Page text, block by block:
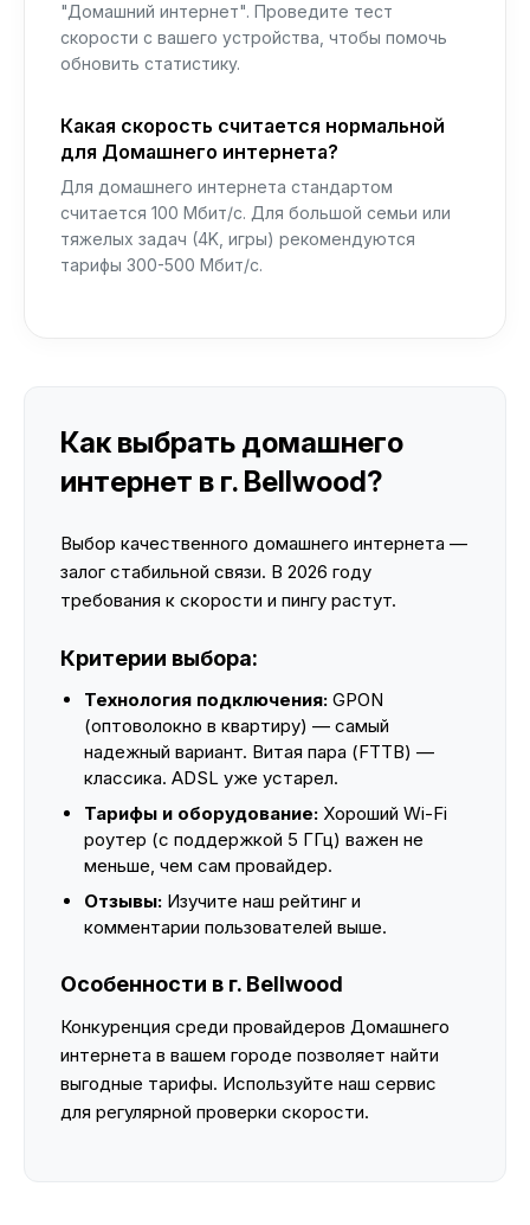
"Домашний интернет". Проведите тест
скорости с вашего устройства, чтобы помочь
обновить статистику.
Какая скорость считается нормальной
для Домашнего интернета?
Для домашнего интернета стандартом
считается 100 Мбит/с. Для большой семьи или
тяжелых задач (4K, игры) рекомендуются
тарифы 300-500 Мбит/с.
Как выбрать домашнего
интернет в г. Bellwood?
Выбор качественного домашнего интернета —
залог стабильной связи. В 2026 году
требования к скорости и пингу растут.
Критерии выбора:
Технология подключения: GPON
(оптоволокно в квартиру) — самый
надежный вариант. Витая пара (FTTB) —
классика. ADSL уже устарел.
Тарифы и оборудование: Хороший Wi-Fi
роутер (с поддержкой 5 ГГц) важен не
меньше, чем сам провайдер.
Отзывы: Изучите наш рейтинг и
комментарии пользователей выше.
Особенности в г. Bellwood
Конкуренция среди провайдеров Домашнего
интернета в вашем городе позволяет найти
выгодные тарифы. Используйте наш сервис
для регулярной проверки скорости.